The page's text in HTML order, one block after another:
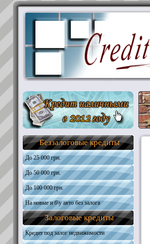
Беззалоговые кредиты
До 25 000 грн.
Общая информация
Требования к кандидатам
Необходимые документы
Получить кредит
До 50 000 грн.
Общая информация
Требования к кандидатам
Необходимые документы
Получить кредит
До 100 000 грн.
Общая информация
Требования к кандидатам
Необходимые документы
Получить кредит
На новые и б\у авто без залога
Общая информация
Требования к кандидатам
Необходимые документы
Залоговые кредиты
Кредит под залог недвижимости